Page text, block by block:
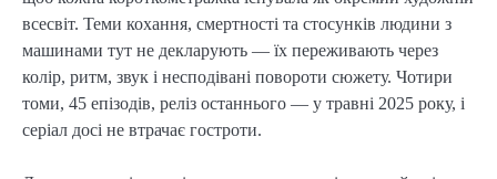
всесвіт. Теми кохання, смертності та стосунків людини з
машинами тут не декларують — їх переживають через
колір, ритм, звук і несподівані повороти сюжету. Чотири
томи, 45 епізодів, реліз останнього — у травні 2025 року, і
серіал досі не втрачає гостроти.